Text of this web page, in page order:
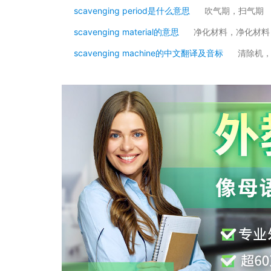
scavenging period是什么意思 吹气期，扫气期
scavenging material的意思 净化材料，净化材料
scavenging machine的中文翻译及音标 清除机